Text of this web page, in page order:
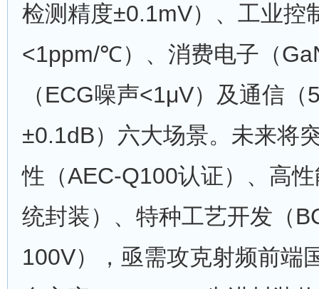
检测精度±0.1mV）、工业控
<1ppm/℃）、消费电子（
（ECG噪声<1μV）及通信（
±0.1dB）六大场景。未来将
性（AEC-Q100认证）、高
统封装）、特种工艺开发（
100V），亟需攻克射频前端